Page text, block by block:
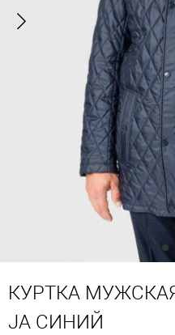
КУРТКА МУЖСКАЯ
JA СИНИЙ